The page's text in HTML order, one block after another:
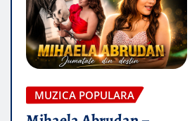
MUZICA POPULARA